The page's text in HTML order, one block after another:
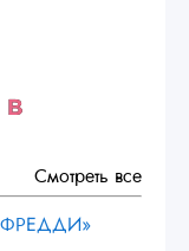
в
Смотреть все